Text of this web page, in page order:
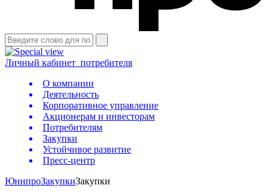
Личный кабинет потребителя
О компании
Деятельность
Корпоративное управление
Акционерам и инвесторам
Потребителям
Закупки
Устойчивое развитие
Пресс-центр
ЮнипроЗакупкиЗакупки